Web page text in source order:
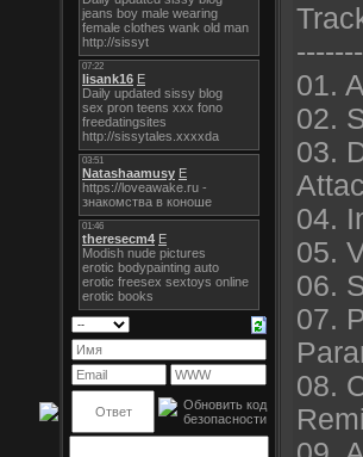
01.
02.
03.
04.
05.
06.
07.
08.